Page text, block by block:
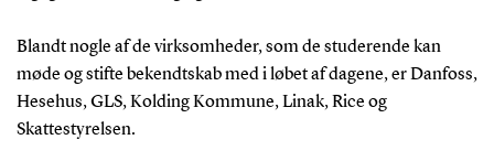
Blandt nogle af de virksomheder, som de studerende kan
møde og stifte bekendtskab med i løbet af dagene, er Danfoss,
Hesehus, GLS, Kolding Kommune, Linak, Rice og
Skattestyrelsen.